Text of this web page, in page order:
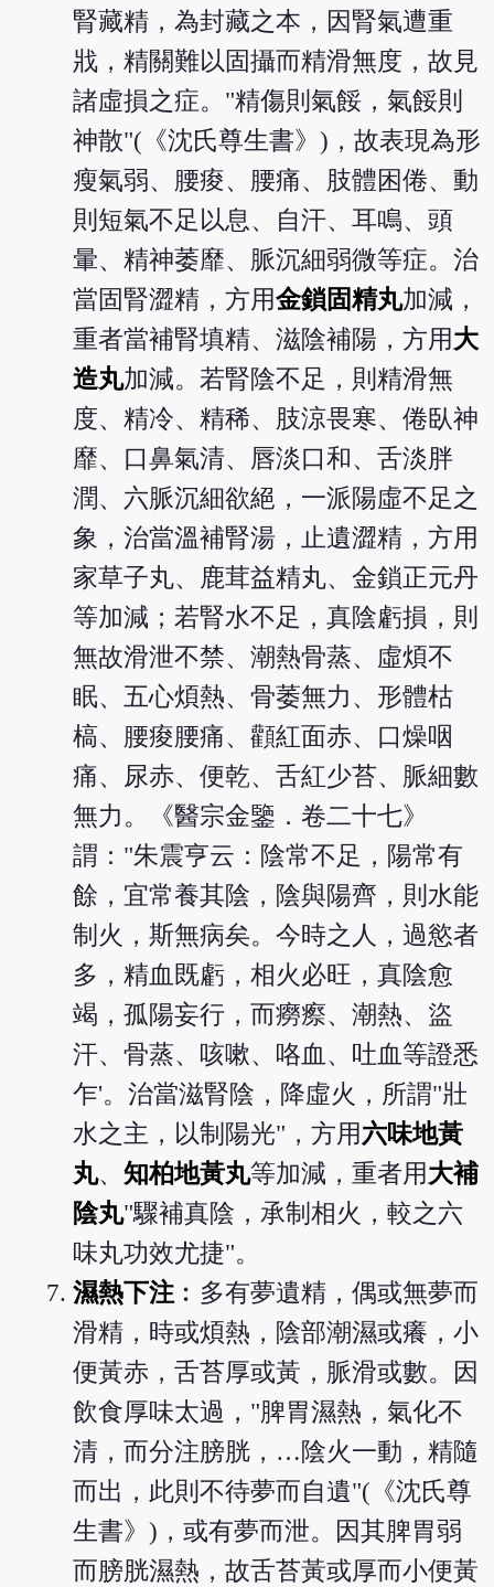
腎藏精，為封藏之本，因腎氣遭重
戕，精關難以固攝而精滑無度，故見
諸虛損之症。"精傷則氣餒，氣餒則
神散"(《沈氏尊生書》)，故表現為形
瘦氣弱、腰痠、腰痛、肢體困倦、動
則短氣不足以息、自汗、耳鳴、頭
暈、精神萎靡、脈沉細弱微等症。治
當固腎澀精，方用金鎖固精丸加減，
重者當補腎填精、滋陰補陽，方用 大
造丸加減。若腎陰不足，則精滑無
度、精冷、精稀、肢涼畏寒、倦臥神
靡、口鼻氣清、唇淡口和、舌淡胖
潤、六脈沉細欲絕，一派陽虛不足之
象，治當溫補腎湯，止遺澀精，方用
家草子丸、鹿茸益精丸、金鎖正元丹
等加減；若腎水不足，真陰虧損，則
無故滑泄不禁、潮熱骨蒸、虛煩不
眠、五心煩熱、骨萎無力、形體枯
槁、腰痠腰痛、顴紅面赤、口燥咽
痛、尿赤、便乾、舌紅少苔、脈細數
無力。《醫宗金鑒．卷二十七》
謂："朱震亨云：陰常不足，陽常有
餘，宜常養其陰，陰與陽齊，則水能
制火，斯無病矣。今時之人，過慾者
多，精血既虧，相火必旺，真陰愈
竭，孤陽妄行，而癆瘵、潮熱、盜
汗、骨蒸、咳嗽、咯血、吐血等證悉
乍'。治當滋腎陰，降虛火，所謂"壯
水之主，以制陽光"，方用 六味地黃
丸、知柏地黃丸等加減，重者用 大補
陰丸"驟補真陰，承制相火，較之六
味丸功效尤捷"。
濕熱下注 ︰多有夢遺精，偶或無夢而
滑精，時或煩熱，陰部潮濕或癢，小
便黃赤，舌苔厚或黃，脈滑或數。因
飲食厚味太過，"脾胃濕熱，氣化不
清，而分注膀胱，…陰火一動，精隨
而出，此則不待夢而自遺"(《沈氏尊
生書》)，或有夢而泄。因其脾胃弱
而膀胱濕熱，故舌苔黃或厚而小便黃